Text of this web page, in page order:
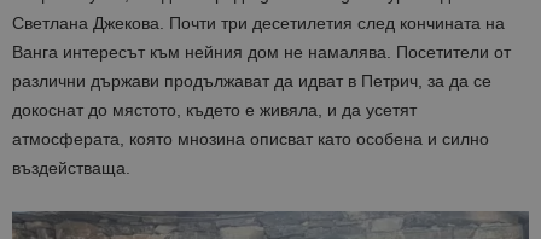
Светлана Джекова. Почти три десетилетия след кончината на
Ванга интересът към нейния дом не намалява. Посетители от
различни държави продължават да идват в Петрич, за да се
докоснат до мястото, където е живяла, и да усетят
атмосферата, която мнозина описват като особена и силно
въздействаща.